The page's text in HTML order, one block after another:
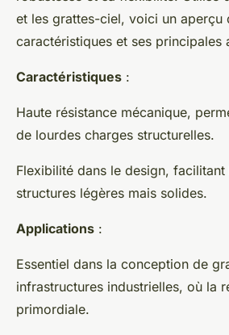
et les grattes-ciel, voici un aperçu
caractéristiques et ses principales
Caractéristiques :
Haute résistance mécanique,
de lourdes charges structurelles.
Flexibilité dans le design,
structures légères mais solides.
Applications :
Essentiel dans la conception de
infrastructures industrielles, où la
primordiale.